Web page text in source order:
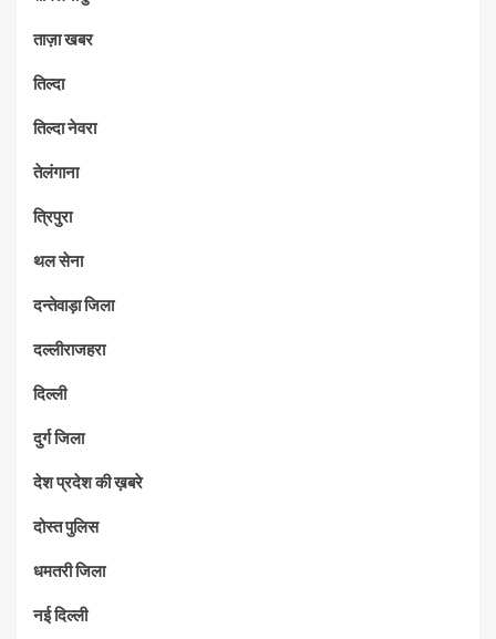
ताज़ा खबर
तिल्दा
तिल्दा नेवरा
तेलंगाना
त्रिपुरा
थल सेना
दन्तेवाड़ा जिला
दल्लीराजहरा
दिल्ली
दुर्ग जिला
देश प्रदेश की ख़बरे
दोस्त पुलिस
धमतरी जिला
नई दिल्ली